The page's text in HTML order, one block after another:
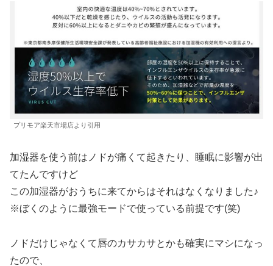
プリモア楽天市場店より引用
加湿器を使う前はノドが痛くて起きたり、睡眠に影響が出
てたんですけど
この加湿器がおうちに来てからはそれはなくなりました♪
※ぼくのように最強モードで使っている前提です(笑)
ノドだけじゃなくて唇のカサカサとかも確実にマシになっ
たので、